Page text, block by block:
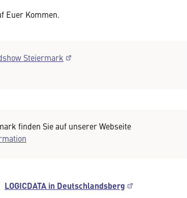
Euer Kommen.
Steiermark
finden Sie auf unserer Webseite
LOGICDATA in Deutschlandsberg